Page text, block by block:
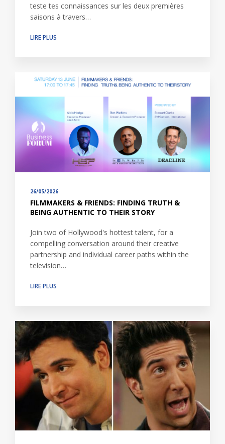
teste tes connaissances sur les deux premières
saisons à travers…
LIRE PLUS
26/05/2026
FILMMAKERS & FRIENDS: FINDING TRUTH &
BEING AUTHENTIC TO THEIR STORY
Join two of Hollywood's hottest talent, for a
compelling conversation around their creative
partnership and individual career paths within the
television…
LIRE PLUS